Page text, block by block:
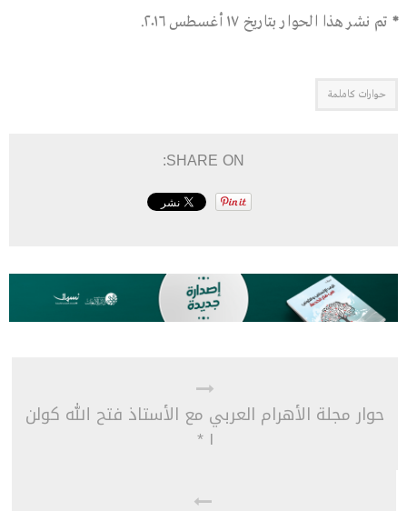
* تم نشر هذا الحوار بتاريخ ١٧ أغسطس ٢٠١٦.
حوارات كاملمة
SHARE ON:
حوار مجلة الأهرام العربي مع الأستاذ فتح الله كولن
١ *